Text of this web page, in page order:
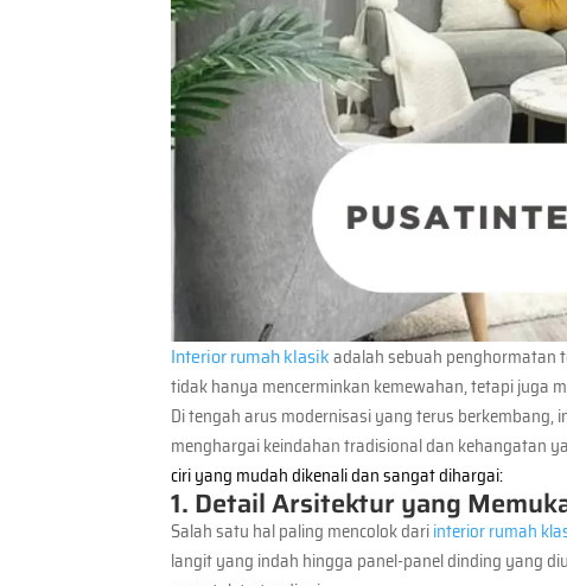
Interior rumah klasikadalah sebuah penghormatan
tidak hanya mencerminkan kemewahan, tetapi juga
Di tengah arus modernisasi yang terus
menghargai keindahan tradisional dan kehangatan
ciri yang mudah dikenali dan sangat dihargai:
1. Detail Arsitektur yang
Salah satu hal paling mencolok dariinterior rumah
langit yang indah hingga panel-panel dinding yang